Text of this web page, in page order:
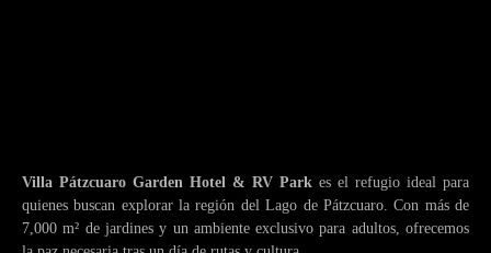
Villa Pátzcuaro Garden Hotel & RV Park es el refugio ideal para
quienes buscan explorar la región del Lago de Pátzcuaro. Con más de
7,000 m² de jardines y un ambiente exclusivo para adultos, ofrecemos